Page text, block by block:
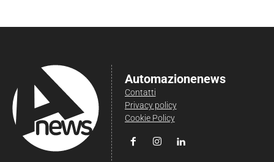
Automazionenews
Contatti
Privacy policy
Cookie Policy